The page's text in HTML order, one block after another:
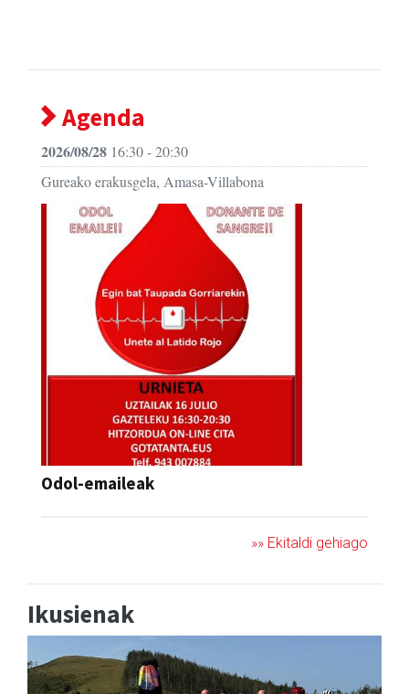
Agenda
2026/08/28 16:30 - 20:30
Gureako erakusgela, Amasa-Villabona
Odol-emaileak
»» Ekitaldi gehiago
Ikusienak